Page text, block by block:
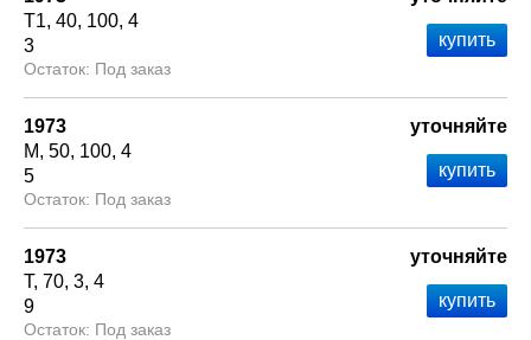
Т1 40 100 4
3
Под заказ
1973
М 50 100 4
5
Под заказ
уточняйте
1973
Т 70 3 4
9
Под заказ
уточняйте